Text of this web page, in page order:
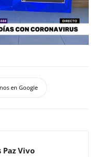
en Google
Vivo